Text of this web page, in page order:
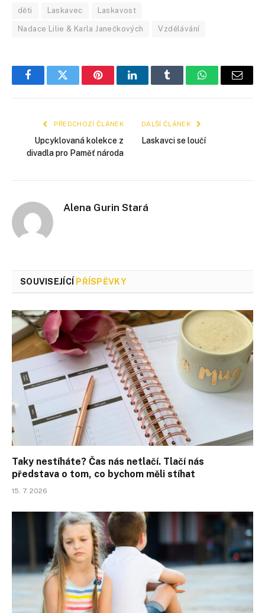
děti Laskavec Laskavost
Nadace Lilie & Karla Janečkových Vzdělávání
FacebookTwitter PinterestLinkedInTumblr WhatsApp
E-
PŘEDCHOZÍ ČLÁNEK
Upcyklovaná kolekce z
divadla pro Paměť národa
DALŠÍ ČLÁNEK
Laskavci se loučí
Alena Gurin Stará
SOUVISEJÍCÍ PŘÍSPĚVKY
Taky nestíháte? Čas nás netlačí. Tlačí nás
představa o tom, co bychom měli stíhat
15. 7. 2026